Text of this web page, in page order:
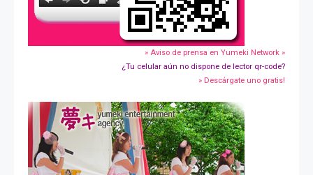
» Aviso de prensa en Yumeki Network »
¿Tu celular aún no dispone de lector qr-code?
» Descárgate uno gratis!